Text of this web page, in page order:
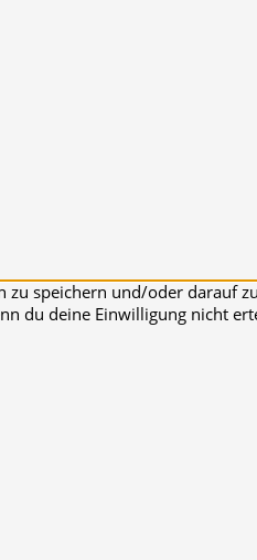
speichern und/oder darauf
du deine Einwilligung nicht